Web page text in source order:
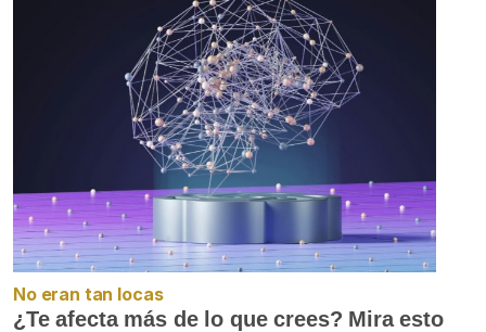
No eran tan locas
¿Te afecta más de lo que crees? Mira esto